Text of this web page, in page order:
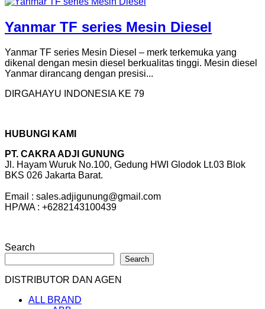
Yanmar TF series Mesin Diesel
Yanmar TF series Mesin Diesel – merk terkemuka yang
dikenal dengan mesin diesel berkualitas tinggi. Mesin diesel
Yanmar dirancang dengan presisi...
DIRGAHAYU INDONESIA KE 79
HUBUNGI KAMI
PT. CAKRA ADJI GUNUNG
Jl. Hayam Wuruk No.100, Gedung HWI Glodok Lt.03 Blok
BKS 026 Jakarta Barat.
Email : sales.adjigunung@gmail.com
HP/WA : +6282143100439
Search
Search
DISTRIBUTOR DAN AGEN
ALL BRAND